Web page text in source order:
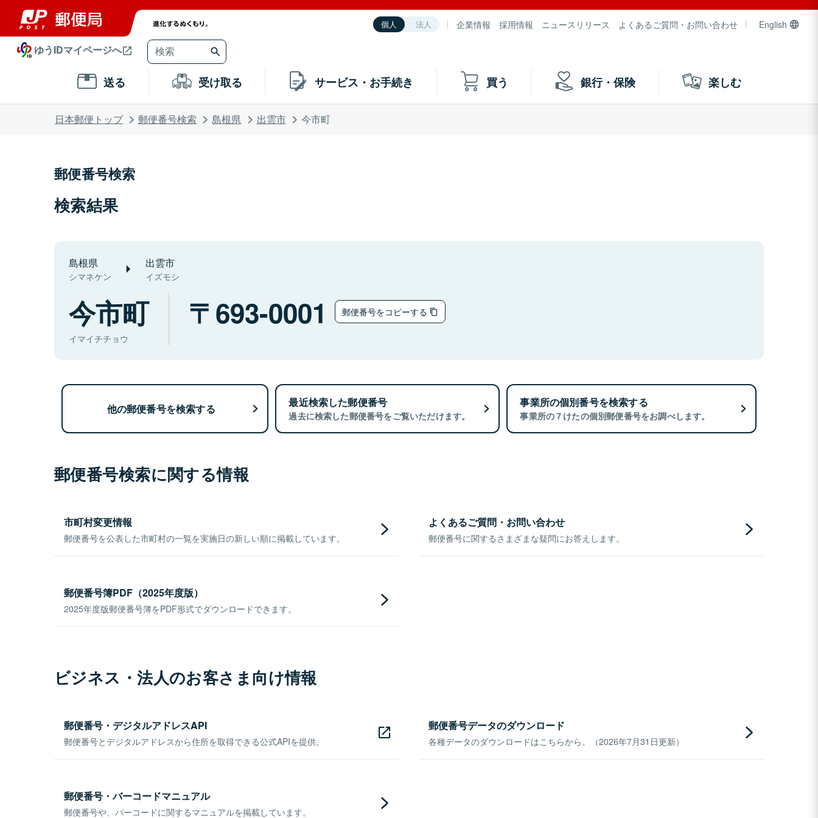
個人 法人 企業情報 採用情報 ニュースリリース よくあるご質問・お問い合わせ English
ゆうIDマイページへ
送る 受け取る サービス・お手続き 買う 銀行・保険 楽しむ
日本郵便トップ 郵便番号検索 島根県 出雲市 今市町
郵便番号検索
検索結果
島根県
シマネケン
出雲市
イズモシ
今市町
イマイチチョウ
693-0001 郵便番号をコピーする
他の郵便番号を検索する 最近検索した郵便番号
過去に検索した郵便番号をご覧いただけます。
事業所の個別番号を検索する
事業所の７けたの個別郵便番号をお調べします。
郵便番号検索に関する情報
市町村変更情報
郵便番号を公表した市町村の一覧を実施日の新しい順に掲載しています。
よくあるご質問・お問い合わせ
郵便番号に関するさまざまな疑問にお答えします。
郵便番号簿PDF（2025年度版）
2025年度版郵便番号簿をPDF形式でダウンロードできます。
ビジネス・法人のお客さま向け情報
郵便番号・デジタルアドレスAPI
郵便番号とデジタルアドレスから住所を取得できる公式APIを提供。
郵便番号データのダウンロード
各種データのダウンロードはこちらから。（2026年7月31日更新）
郵便番号・バーコードマニュアル
郵便番号や、バーコードに関するマニュアルを掲載しています。